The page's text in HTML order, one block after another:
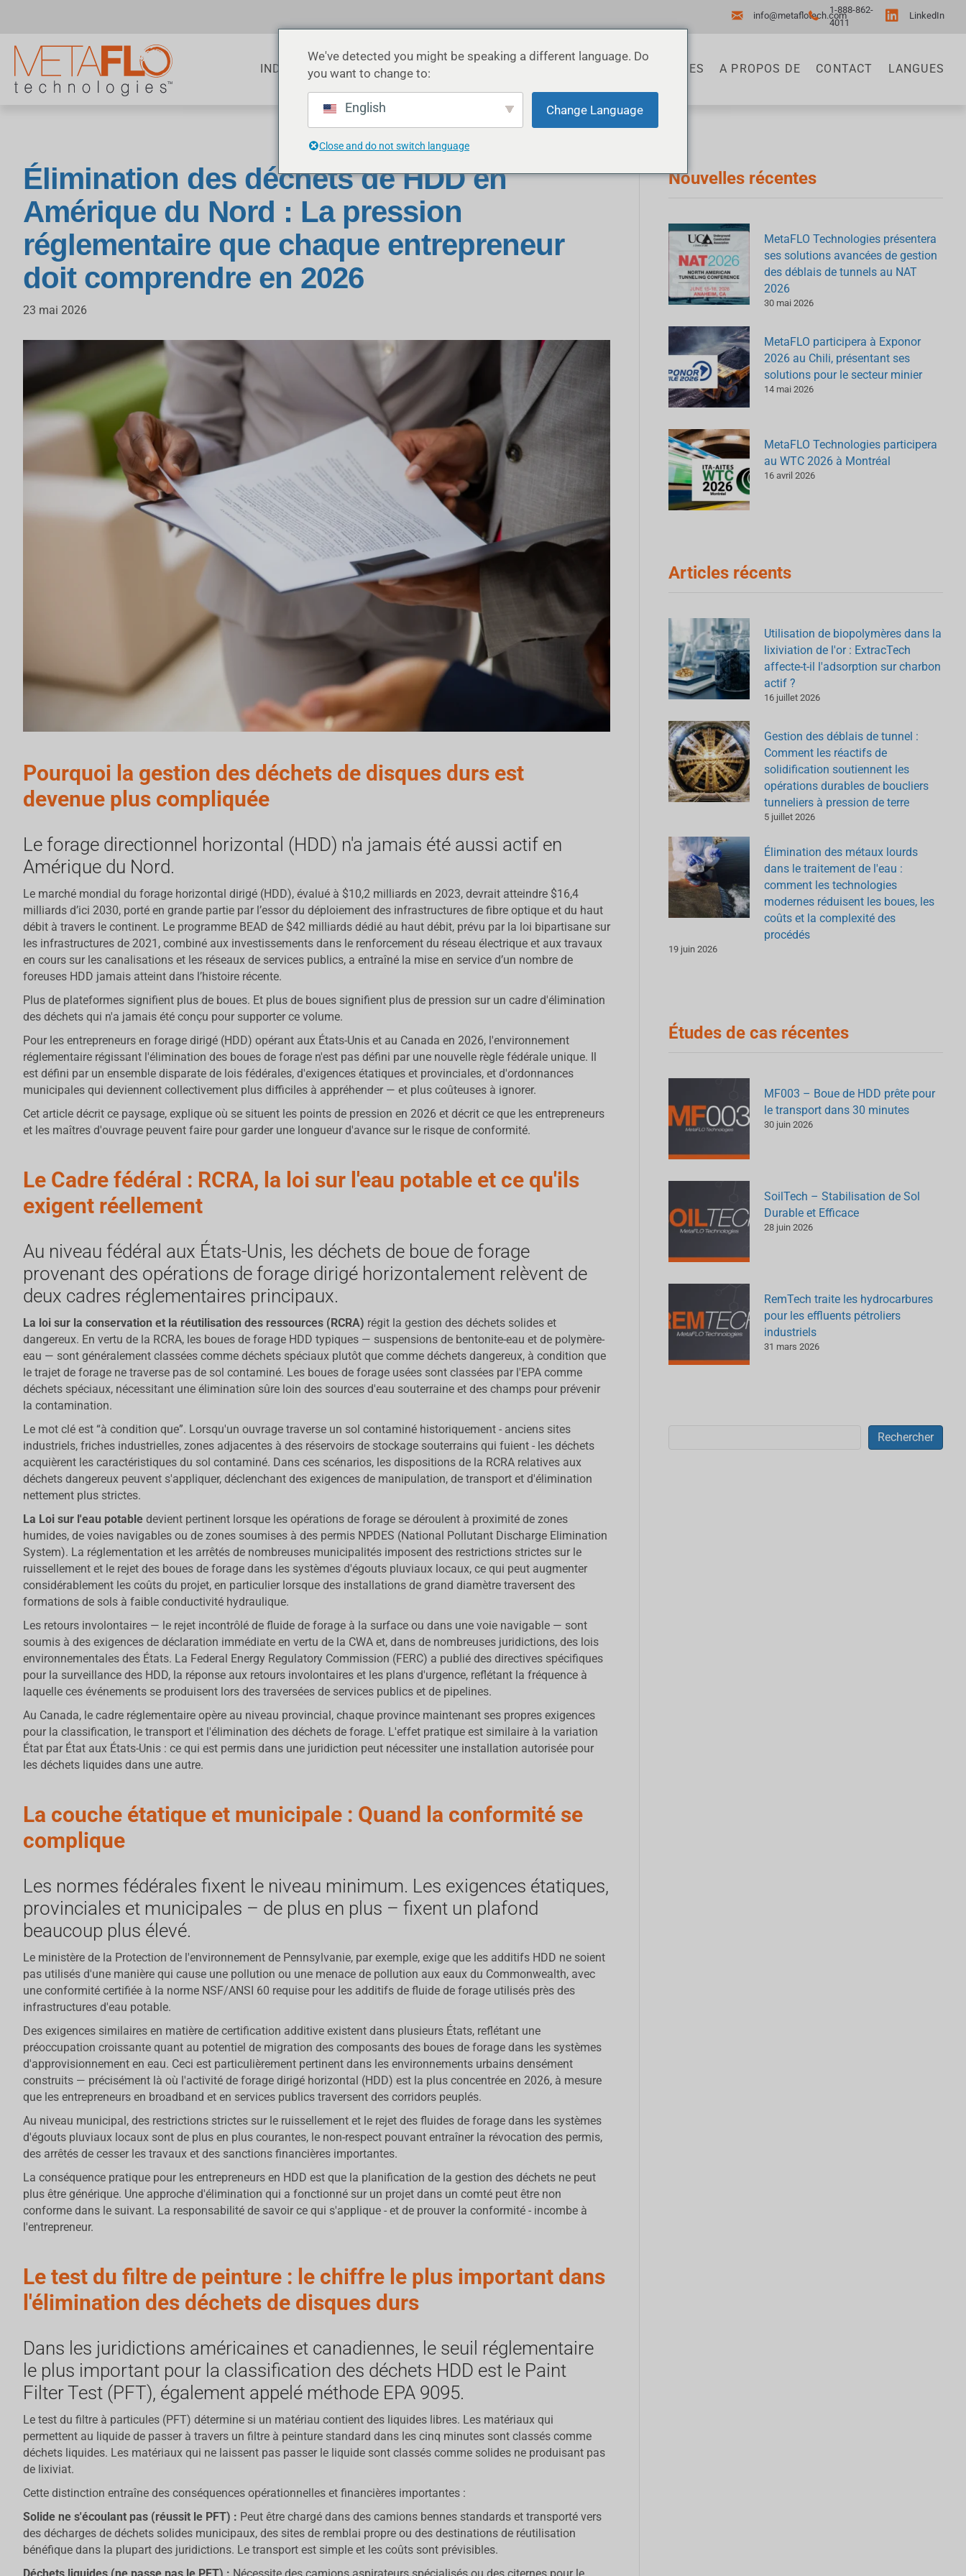
info@metaflotech.com
1-888-862-
4011
LinkedIn
INDUSTRIES APPLICATIONS PARTENAIRES A PROPOS DE CONTACT LANGUES
Élimination des déchets de HDD en
Amérique du Nord : La pression
réglementaire que chaque entrepreneur
doit comprendre en 2026
23 mai 2026
Pourquoi la gestion des déchets de disques durs est
devenue plus compliquée
Le forage directionnel horizontal (HDD) n'a jamais été aussi actif en
Amérique du Nord.
Le marché mondial du forage horizontal dirigé (HDD), évalué à $10,2 milliards en 2023, devrait atteindre $16,4
milliards d’ici 2030, porté en grande partie par l’essor du déploiement des infrastructures de fibre optique et du haut
débit à travers le continent. Le programme BEAD de $42 milliards dédié au haut débit, prévu par la loi bipartisane sur
les infrastructures de 2021, combiné aux investissements dans le renforcement du réseau électrique et aux travaux
en cours sur les canalisations et les réseaux de services publics, a entraîné la mise en service d’un nombre de
foreuses HDD jamais atteint dans l’histoire récente.
Plus de plateformes signifient plus de boues. Et plus de boues signifient plus de pression sur un cadre d'élimination
des déchets qui n'a jamais été conçu pour supporter ce volume.
Pour les entrepreneurs en forage dirigé (HDD) opérant aux États-Unis et au Canada en 2026, l'environnement
réglementaire régissant l'élimination des boues de forage n'est pas défini par une nouvelle règle fédérale unique. Il
est défini par un ensemble disparate de lois fédérales, d'exigences étatiques et provinciales, et d'ordonnances
municipales qui deviennent collectivement plus difficiles à appréhender — et plus coûteuses à ignorer.
Cet article décrit ce paysage, explique où se situent les points de pression en 2026 et décrit ce que les entrepreneurs
et les maîtres d'ouvrage peuvent faire pour garder une longueur d'avance sur le risque de conformité.
Le Cadre fédéral : RCRA, la loi sur l'eau potable et ce qu'ils
exigent réellement
Au niveau fédéral aux États-Unis, les déchets de boue de forage
provenant des opérations de forage dirigé horizontalement relèvent de
deux cadres réglementaires principaux.
La loi sur la conservation et la réutilisation des ressources (RCRA) régit la gestion des déchets solides et
dangereux. En vertu de la RCRA, les boues de forage HDD typiques — suspensions de bentonite-eau et de polymère-
eau — sont généralement classées comme déchets spéciaux plutôt que comme déchets dangereux, à condition que
le trajet de forage ne traverse pas de sol contaminé. Les boues de forage usées sont classées par l'EPA comme
déchets spéciaux, nécessitant une élimination sûre loin des sources d'eau souterraine et des champs pour prévenir
la contamination.
Le mot clé est “à condition que”. Lorsqu'un ouvrage traverse un sol contaminé historiquement - anciens sites
industriels, friches industrielles, zones adjacentes à des réservoirs de stockage souterrains qui fuient - les déchets
acquièrent les caractéristiques du sol contaminé. Dans ces scénarios, les dispositions de la RCRA relatives aux
déchets dangereux peuvent s'appliquer, déclenchant des exigences de manipulation, de transport et d'élimination
nettement plus strictes.
La Loi sur l'eau potable devient pertinent lorsque les opérations de forage se déroulent à proximité de zones
humides, de voies navigables ou de zones soumises à des permis NPDES (National Pollutant Discharge Elimination
System). La réglementation et les arrêtés de nombreuses municipalités imposent des restrictions strictes sur le
ruissellement et le rejet des boues de forage dans les systèmes d'égouts pluviaux locaux, ce qui peut augmenter
considérablement les coûts du projet, en particulier lorsque des installations de grand diamètre traversent des
formations de sols à faible conductivité hydraulique.
Les retours involontaires — le rejet incontrôlé de fluide de forage à la surface ou dans une voie navigable — sont
soumis à des exigences de déclaration immédiate en vertu de la CWA et, dans de nombreuses juridictions, des lois
environnementales des États. La Federal Energy Regulatory Commission (FERC) a publié des directives spécifiques
pour la surveillance des HDD, la réponse aux retours involontaires et les plans d'urgence, reflétant la fréquence à
laquelle ces événements se produisent lors des traversées de services publics et de pipelines.
Au Canada, le cadre réglementaire opère au niveau provincial, chaque province maintenant ses propres exigences
pour la classification, le transport et l'élimination des déchets de forage. L'effet pratique est similaire à la variation
État par État aux États-Unis : ce qui est permis dans une juridiction peut nécessiter une installation autorisée pour
les déchets liquides dans une autre.
La couche étatique et municipale : Quand la conformité se
complique
Les normes fédérales fixent le niveau minimum. Les exigences étatiques,
provinciales et municipales – de plus en plus – fixent un plafond
beaucoup plus élevé.
Le ministère de la Protection de l'environnement de Pennsylvanie, par exemple, exige que les additifs HDD ne soient
pas utilisés d'une manière qui cause une pollution ou une menace de pollution aux eaux du Commonwealth, avec
une conformité certifiée à la norme NSF/ANSI 60 requise pour les additifs de fluide de forage utilisés près des
infrastructures d'eau potable.
Des exigences similaires en matière de certification additive existent dans plusieurs États, reflétant une
préoccupation croissante quant au potentiel de migration des composants des boues de forage dans les systèmes
d'approvisionnement en eau. Ceci est particulièrement pertinent dans les environnements urbains densément
construits — précisément là où l'activité de forage dirigé horizontal (HDD) est la plus concentrée en 2026, à mesure
que les entrepreneurs en broadband et en services publics traversent des corridors peuplés.
Au niveau municipal, des restrictions strictes sur le ruissellement et le rejet des fluides de forage dans les systèmes
d'égouts pluviaux locaux sont de plus en plus courantes, le non-respect pouvant entraîner la révocation des permis,
des arrêtés de cesser les travaux et des sanctions financières importantes.
La conséquence pratique pour les entrepreneurs en HDD est que la planification de la gestion des déchets ne peut
plus être générique. Une approche d'élimination qui a fonctionné sur un projet dans un comté peut être non
conforme dans le suivant. La responsabilité de savoir ce qui s'applique - et de prouver la conformité - incombe à
l'entrepreneur.
Le test du filtre de peinture : le chiffre le plus important dans
l'élimination des déchets de disques durs
Dans les juridictions américaines et canadiennes, le seuil réglementaire
le plus important pour la classification des déchets HDD est le Paint
Filter Test (PFT), également appelé méthode EPA 9095.
Le test du filtre à particules (PFT) détermine si un matériau contient des liquides libres. Les matériaux qui
permettent au liquide de passer à travers un filtre à peinture standard dans les cinq minutes sont classés comme
déchets liquides. Les matériaux qui ne laissent pas passer le liquide sont classés comme solides ne produisant pas
de lixiviat.
Cette distinction entraîne des conséquences opérationnelles et financières importantes :
Solide ne s'écoulant pas (réussit le PFT) : Peut être chargé dans des camions bennes standards et transporté vers
des décharges de déchets solides municipaux, des sites de remblai propre ou des destinations de réutilisation
bénéfique dans la plupart des juridictions. Le transport est simple et les coûts sont prévisibles.
Nouvelles récentes
MetaFLO Technologies présentera
ses solutions avancées de gestion
des déblais de tunnels au NAT
2026
30 mai 2026
MetaFLO participera à Exponor
2026 au Chili, présentant ses
solutions pour le secteur minier
14 mai 2026
MetaFLO Technologies participera
au WTC 2026 à Montréal
16 avril 2026
Articles récents
Utilisation de biopolymères dans la
lixiviation de l'or : ExtracTech
affecte-t-il l'adsorption sur charbon
actif ?
16 juillet 2026
Gestion des déblais de tunnel :
Comment les réactifs de
solidification soutiennent les
opérations durables de boucliers
tunneliers à pression de terre
5 juillet 2026
Élimination des métaux lourds
dans le traitement de l'eau :
comment les technologies
modernes réduisent les boues, les
coûts et la complexité des
procédés
19 juin 2026
Études de cas récentes
MF003 – Boue de HDD prête pour
le transport dans 30 minutes
30 juin 2026
SoilTech – Stabilisation de Sol
Durable et Efficace
28 juin 2026
RemTech traite les hydrocarbures
pour les effluents pétroliers
industriels
31 mars 2026
Rechercher
We've detected you might be speaking a different language. Do
you want to change to:
English Change Language
Close and do not switch language